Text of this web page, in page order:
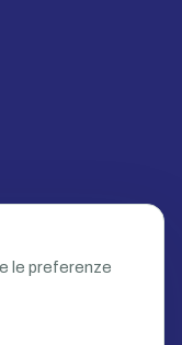
le preferenze